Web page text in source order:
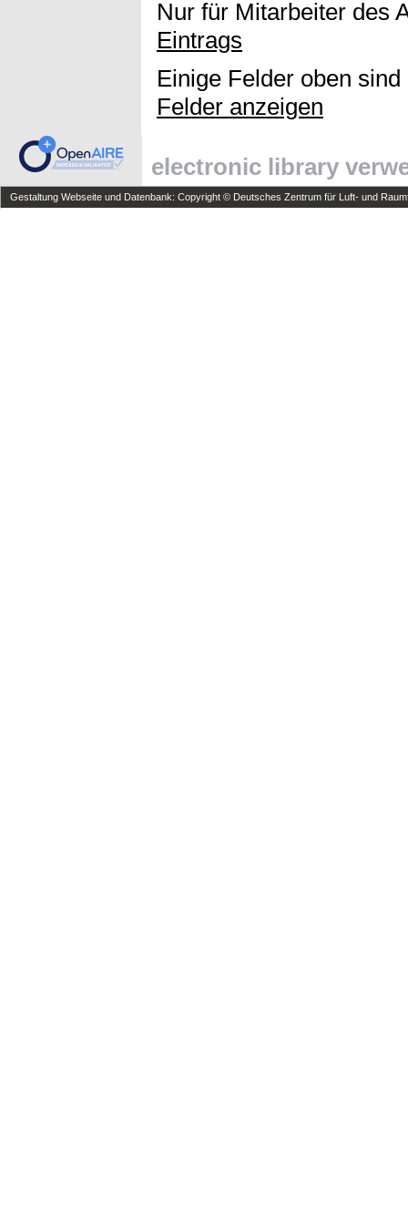
Nur für Mitarbeiter des
Eintrags
Einige Felder oben
Felder anzeigen
electronic library
Gestaltung Webseite und Datenbank: Copyright © Deutsches Zentrum für Luft- und